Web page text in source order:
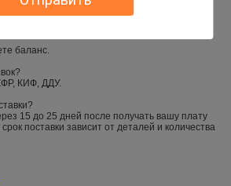
перед доставкой. Мы покажем вам фото
баланс.
КИФ, ДДУ.
15 до 25 дней после получать вашу плату
поставки зависит от деталей и количества